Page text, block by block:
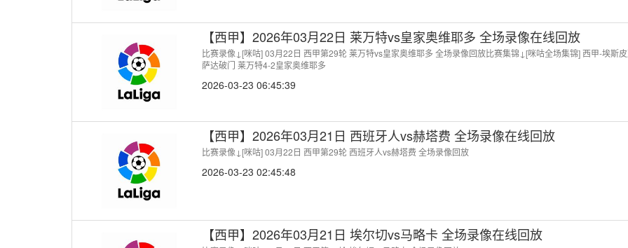
【西甲】2026年03月22日 莱万特vs皇家奥维耶多 全场录像在线回放
比赛录像↓[咪咕] 03月22日 西甲第29轮 莱万特vs皇家奥维耶多 全场录像回放比赛集锦↓[咪咕全场集锦] 西甲-埃斯
萨达破门 莱万特4-2皇家奥维耶多
2026-03-23 06:45:39
【西甲】2026年03月21日 西班牙人vs赫塔费 全场录像在线回放
比赛录像↓[咪咕] 03月22日 西甲第29轮 西班牙人vs赫塔费 全场录像回放
2026-03-23 02:45:48
【西甲】2026年03月21日 埃尔切vs马略卡 全场录像在线回放